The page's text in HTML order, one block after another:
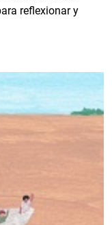
reflexionar y